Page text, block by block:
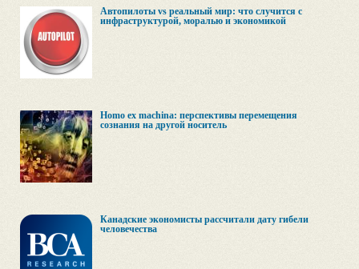
Автопилоты vs реальный мир: что случится с
инфраструктурой, моралью и экономикой
Homo ex machina: перспективы перемещения
сознания на другой носитель
Канадские экономисты рассчитали дату гибели
человечества